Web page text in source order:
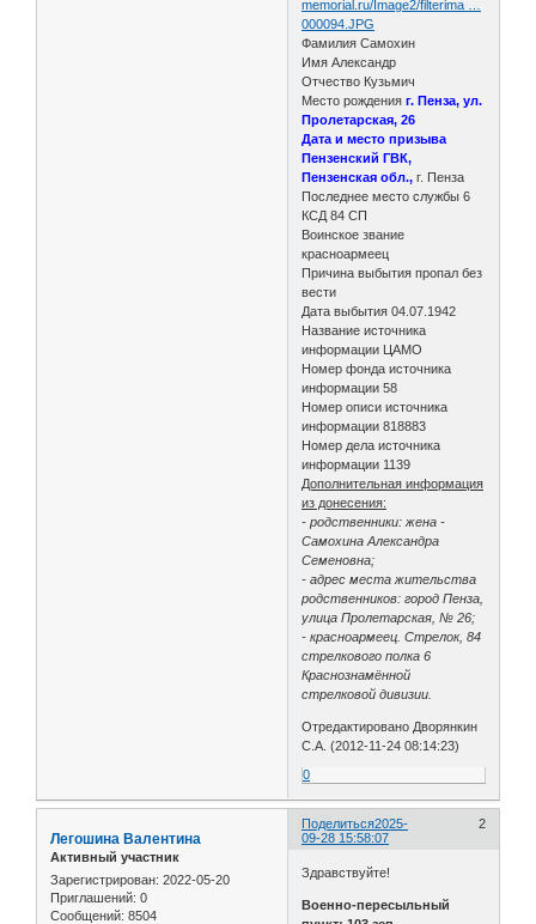
memorial.ru/Image2/filterima …
000094.JPG
Фамилия Самохин
Имя Александр
Отчество Кузьмич
Место рожденияг. Пенза, ул.
Пролетарская, 26
Дата и место призыва
Пензенский ГВК,
Пензенская обл.,г. Пенза
Последнее место службы 6
КСД 84 СП
Воинское звание
красноармеец
Причина выбытия пропал без
вести
Дата выбытия 04.07.1942
Название источника
информации ЦАМО
Номер фонда источника
информации 58
Номер описи источника
информации 818883
Номер дела источника
информации 1139
Дополнительная информация
из донесения:
- родственники: жена -
Самохина Александра
Семеновна;
- адрес места жительства
родственников: город Пенза,
улица Пролетарская, № 26;
- красноармеец. Стрелок, 84
стрелкового полка 6
Краснознамённой
стрелковой дивизии.
Отредактировано Дворянкин
С.А. (2012-11-24 08:14:23)
0
Поделиться 2
2025-
09-28 15:58:07
Легошина Валентина
Активный участник
Зарегистрирован: 2022-05-20
Приглашений: 0
Сообщений: 8504
Здравствуйте!
Военно-пересыльный